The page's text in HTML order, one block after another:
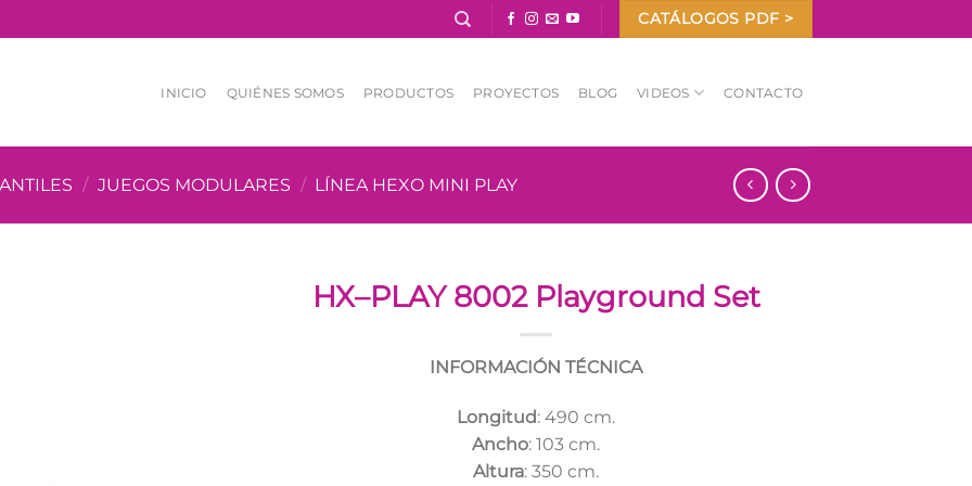
CATÁLOGOS PDF >
INICIO QUIÉNES SOMOS PRODUCTOS PROYECTOS BLOG VIDEOS CONTACTO
/ JUEGOS MODULARES / LÍNEA HEXO MINI PLAY
HX–PLAY 8002 Playground Set
INFORMACIÓN TÉCNICA
Longitud: 490 cm.
Ancho: 103 cm.
Altura: 350 cm.